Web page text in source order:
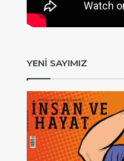
YENİ SAYIMIZ